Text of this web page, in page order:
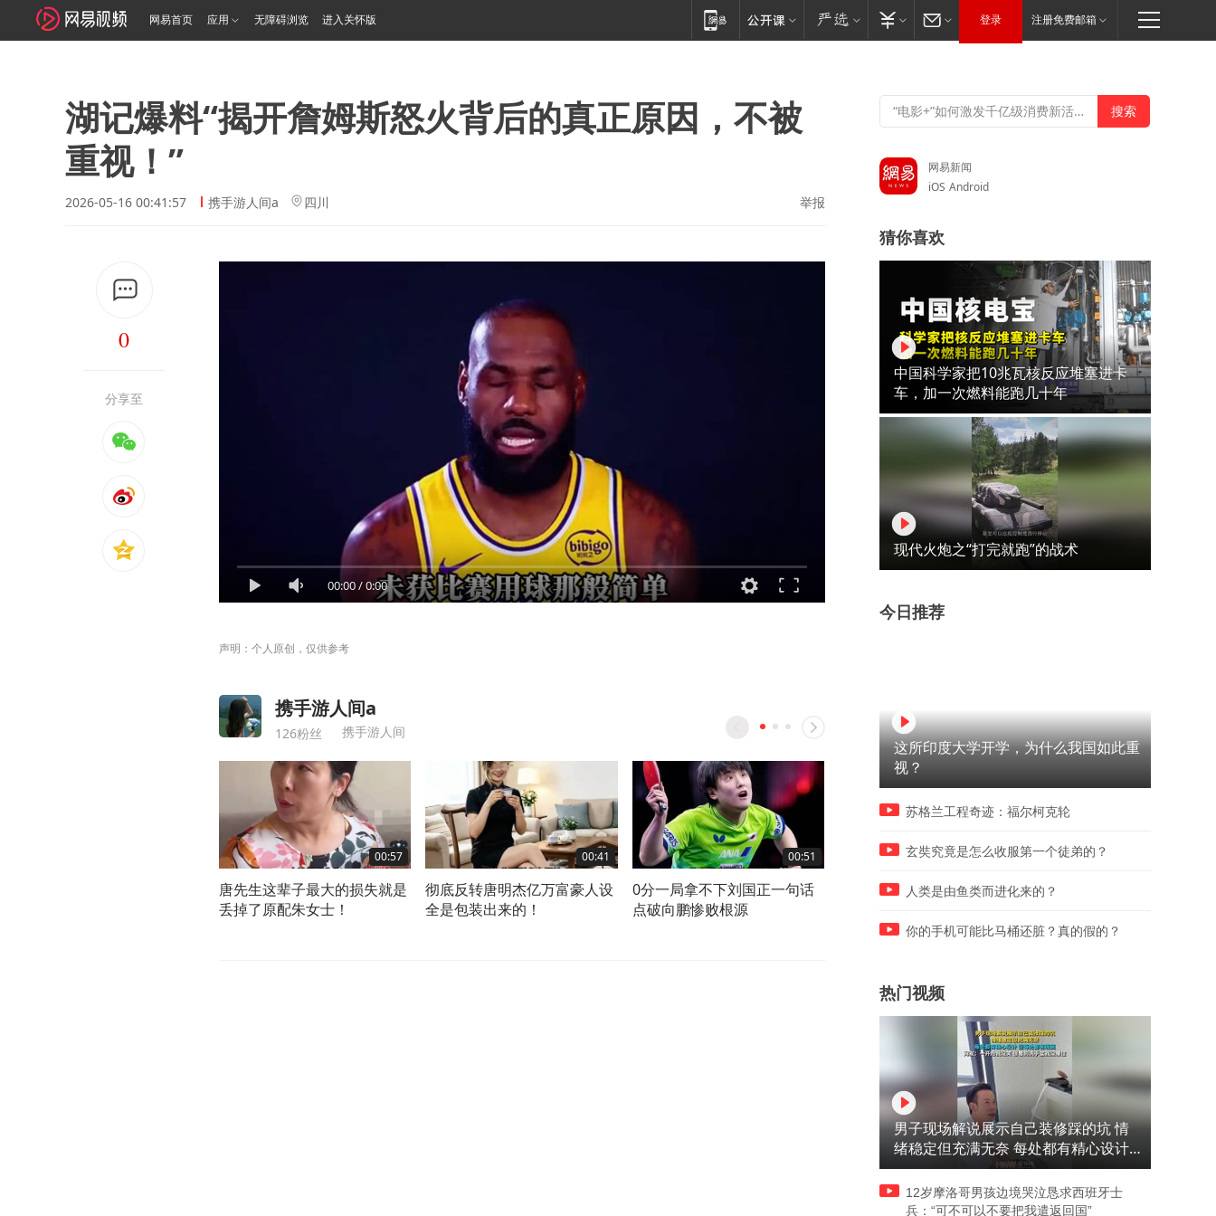
网易首页 应用 无障碍浏览 进入关怀版 登录 注册免费邮箱
湖记爆料“揭开詹姆斯怒火背后的真正原因，不被
重视！”
2026-05-16 00:41:57 携手游人间a 四川 举报
0
分享至
00:00/0:00
声明：个人原创，仅供参考
携手游人间a
126粉丝 携手游人间
00:57
唐先生这辈子最大的损失就是
丢掉了原配朱女士！
00:41
彻底反转唐明杰亿万富豪人设
全是包装出来的！
00:51
0分一局拿不下刘国正一句话
点破向鹏惨败根源
00:38
70：67险胜！赛后宫鲁鸣采访
皇帝的“搓脸揉耳”养生法
网易新闻
iOS Android
猜你喜欢
中国科学家把10兆瓦核反应堆塞进卡
车，加一次燃料能跑几十年
现代火炮之“打完就跑”的战术
今日推荐
这所印度大学开学，为什么我国如此重
视？
苏格兰工程奇迹：福尔柯克轮
玄奘究竟是怎么收服第一个徒弟的？
人类是由鱼类而进化来的？
你的手机可能比马桶还脏？真的假的？
热门视频
男子现场解说展示自己装修踩的坑 情
绪稳定但充满无奈 每处都有精心设计
但每处都有瑕疵 网友：一开始我没笑
但看到洗手盆我没绷住
12岁摩洛哥男孩边境哭泣恳求西班牙士
兵：“可不可以不要把我遣返回国”